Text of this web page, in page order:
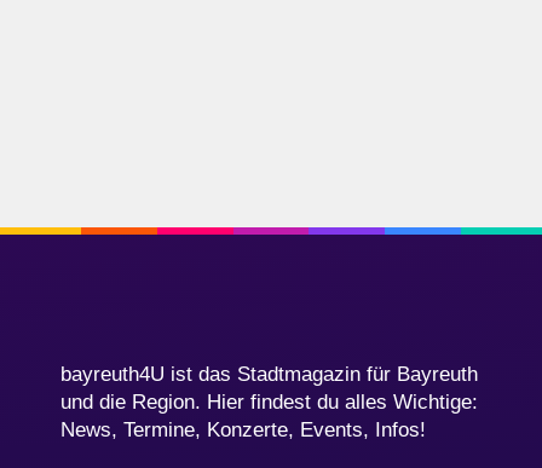
bayreuth4U ist das Stadtmagazin für Bayreuth
und die Region. Hier findest du alles Wichtige:
News, Termine, Konzerte, Events, Infos!